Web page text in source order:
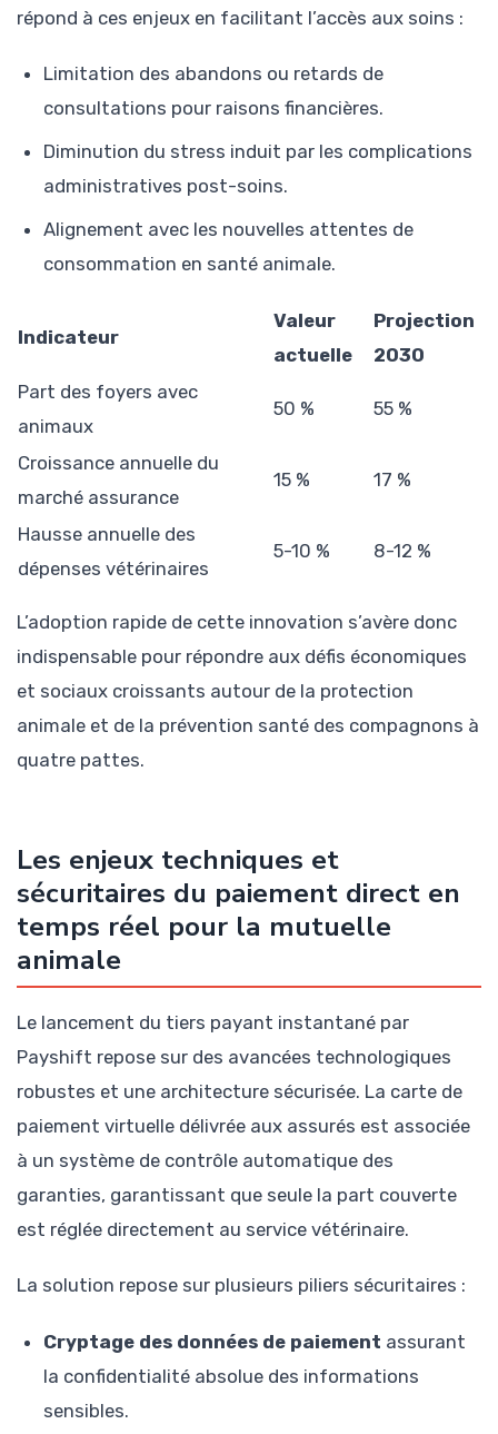
répond à ces enjeux en facilitant l’accès aux soins :
Limitation des abandons ou retards de
consultations pour raisons financières.
Diminution du stress induit par les complications
administratives post-soins.
Alignement avec les nouvelles attentes de
consommation en santé animale.
Indicateur
Valeur
actuelle
Projection
2030
Part des foyers avec
animaux
50 % 55 %
Croissance annuelle du
marché assurance
15 % 17 %
Hausse annuelle des
dépenses vétérinaires
5-10 % 8-12 %
L’adoption rapide de cette innovation s’avère donc
indispensable pour répondre aux défis économiques
et sociaux croissants autour de la protection
animale et de la prévention santé des compagnons à
quatre pattes.
Les enjeux techniques et
sécuritaires du paiement direct en
temps réel pour la mutuelle
animale
Le lancement du tiers payant instantané par
Payshift repose sur des avancées technologiques
robustes et une architecture sécurisée. La carte de
paiement virtuelle délivrée aux assurés est associée
à un système de contrôle automatique des
garanties, garantissant que seule la part couverte
est réglée directement au service vétérinaire.
La solution repose sur plusieurs piliers sécuritaires :
Cryptage des données de paiement assurant
la confidentialité absolue des informations
sensibles.